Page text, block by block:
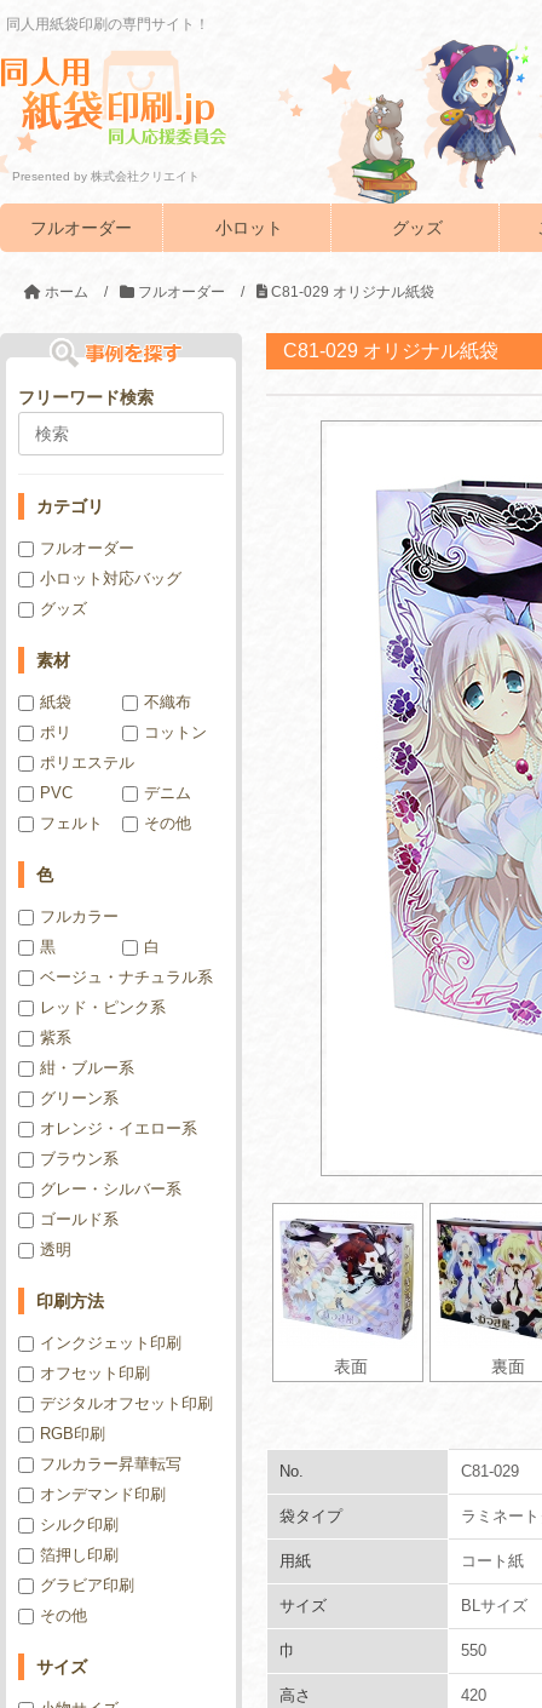
同人用紙袋印刷の専門サイト！
Presented by 株式会社クリエイト
フルオーダー 小ロット グッズ
ホーム / フルオーダー / C81-029 オリジナル紙袋
C81-029 オリジナル紙袋
表面 裏面
No. C81-029
袋タイプ ラミネー
用紙 コート紙
サイズ BLサイズ
巾 550
高さ 420
フリーワード検索
カテゴリ
フルオーダー
小ロット対応バッグ
グッズ
素材
紙袋
不織布
ポリ
コットン
ポリエステル
PVC
デニム
フェルト
その他
色
フルカラー
黒
白
ベージュ・ナチュラル系
レッド・ピンク系
紫系
紺・ブルー系
グリーン系
オレンジ・イエロー系
ブラウン系
グレー・シルバー系
ゴールド系
透明
印刷方法
インクジェット印刷
オフセット印刷
デジタルオフセット印刷
RGB印刷
フルカラー昇華転写
オンデマンド印刷
シルク印刷
箔押し印刷
グラビア印刷
その他
サイズ